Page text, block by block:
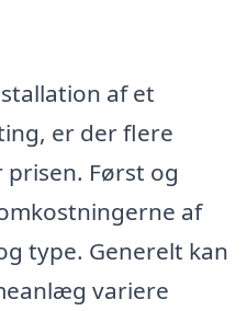
af et
er der flere
Først og
af
type. Generelt kan
variere